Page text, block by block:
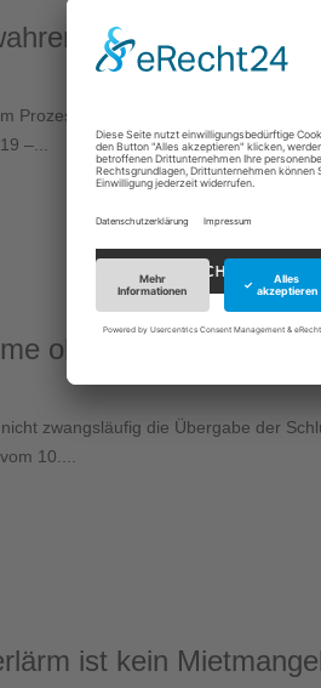
Parteivortrags
Prozess kann fristlose Kündigung des
–...
ohne
zwangsläufig die Übergabe der
10....
ist kein